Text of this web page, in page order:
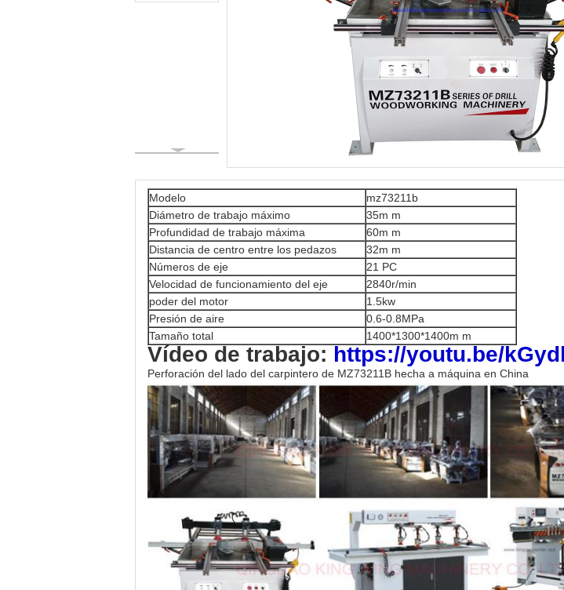
Modelo
mz73211b
Diámetro de trabajo máximo
35m m
Profundidad de trabajo máxima
60m m
Distancia de centro entre los pedazos
32m m
Números de eje
21 PC
Velocidad de funcionamiento del eje
2840r/min
poder del motor
1.5kw
Presión de aire
0.6-0.8MPa
Tamaño total
1400*1300*1400m m
Vídeo de trabajo: https://youtu.be/
Perforación del lado del carpintero de MZ73211B hecha a máquina en China